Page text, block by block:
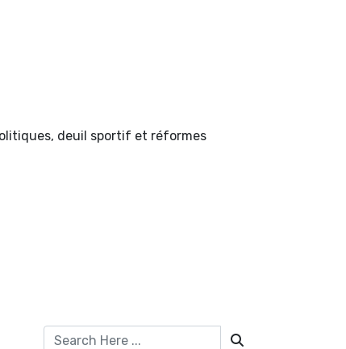
deuil sportif et réformes